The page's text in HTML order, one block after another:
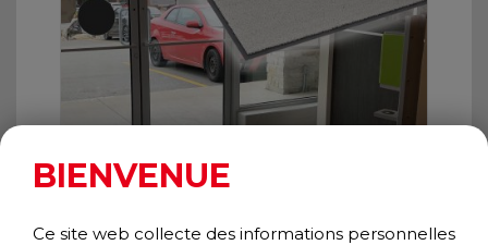
BIENVENUE
Ce site web collecte des informations personnelles